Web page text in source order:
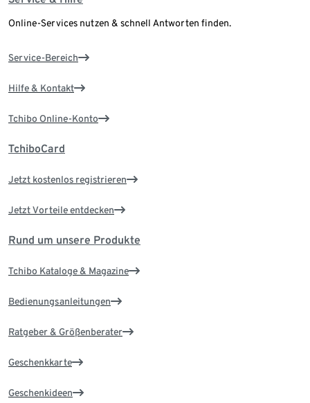
Online-Services nutzen & schnell Antworten finden.
Service-Bereich
Hilfe & Kontakt
Tchibo Online-Konto
TchiboCard
Jetzt kostenlos registrieren
Jetzt Vorteile entdecken
Rund um unsere Produkte
Tchibo Kataloge & Magazine
Bedienungsanleitungen
Ratgeber & Größenberater
Geschenkkarte
Geschenkideen